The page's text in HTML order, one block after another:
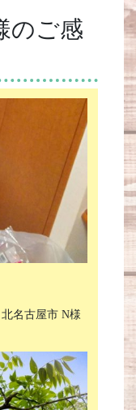
のご感
北名古屋市 N様